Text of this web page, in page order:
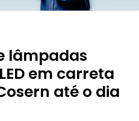
lâmpadas
em carreta
até o dia